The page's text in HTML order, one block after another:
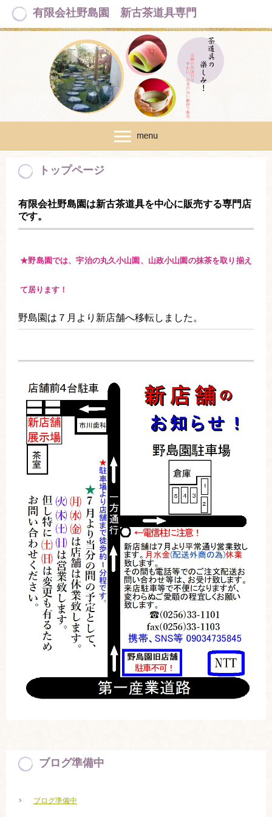
有限会社野島園 新古茶道具専門
トップページ
有限会社野島園は新古茶道具を中心に販売する専門店
です。
★野島園では、宇治の丸久小山園、山政小山園の抹茶を取り揃え
て居ります！
野島園は７月より新店舗へ移転しました。
ブログ準備中
ブログ準備中